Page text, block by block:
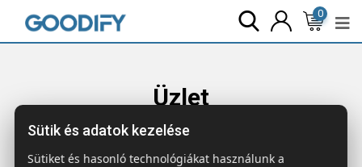
0
Üzlet
Főoldal Termékek Étkezés & Ivás
karabiner fül 300 ml
Sütik és adatok kezelése
Sütiket és hasonló technológiákat használunk a